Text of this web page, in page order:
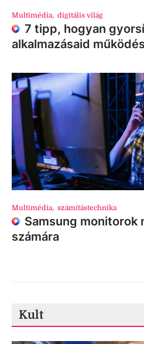
Multimédia, digitális világ
7 tipp, hogyan
alkalmazásaid
Multimédia, számítástechnika
Samsung monitorok
számára
Kult